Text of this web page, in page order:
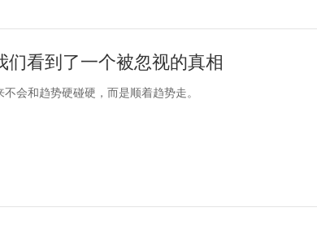
看到了一个被忽视的真相
会和趋势硬碰硬，而是顺着趋势走。